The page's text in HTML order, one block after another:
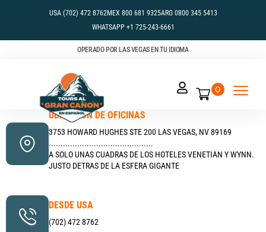
USA (702) 472 8762MEX 800 681 9325ARG 0800 345 5413
WHATSAPP +1 725-243-6661
OPERADO POR LAS VEGAS EN TU IDIOMA
0
UBICACIÓN DE OFICINAS
3753 HOWARD HUGHES STE 200 LAS VEGAS, NV 89169
............................................
A SOLO UNAS CUADRAS DE LOS HOTELES VENETIAN Y WYNN.
JUSTO DETRAS DE LA ESFERA GIGANTE
DESDE USA
(702) 472 8762